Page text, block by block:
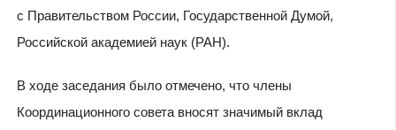
с Правительством России, Государственной Думой,
Российской академией наук (РАН).
В ходе заседания было отмечено, что члены
Координационного совета вносят значимый вклад